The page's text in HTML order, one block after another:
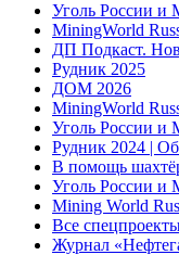
Уголь России и
MiningWorld
ДП Подкаст.
Рудник 2025
ДОМ 2026
MiningWorld
Уголь России и
Рудник 2024 |
В помощь
Уголь России и
Mining World
Все
Журнал